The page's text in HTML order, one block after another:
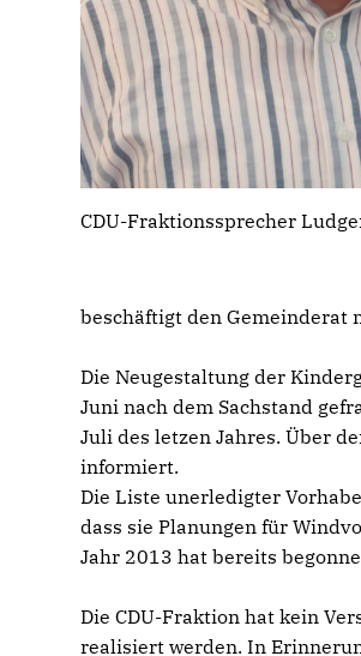
CDU-Fraktionssprecher
beschäftigt den Gemeinderat
Die Neugestaltung der
Juni nach dem Sachstand
Juli des letzen Jahres. Über
informiert.
Die Liste unerledigter
dass sie Planungen für
Jahr 2013 hat bereits
Die CDU-Fraktion hat kein
realisiert werden. In